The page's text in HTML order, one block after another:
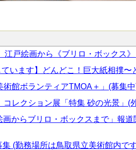
戸絵画から《ブリロ・ボックス》
います】どんどこ！巨⼤紙相撲
館ボランティアTMOA＋」(募集
レクション展「特集 砂の光景」(
からブリロ・ボックスまで」報
(勤務場所は鳥取県立美術館内で